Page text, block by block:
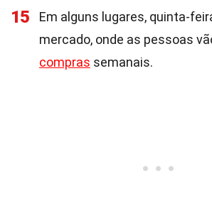
15
Em alguns lugares, quinta-
mercado, onde as pessoas
compras semanais.